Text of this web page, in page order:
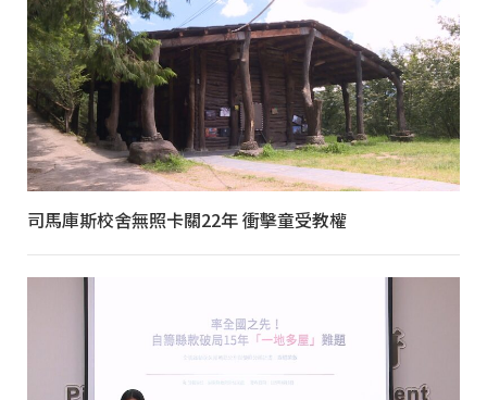
司馬庫斯校舍無照卡關22年 衝擊童受教權